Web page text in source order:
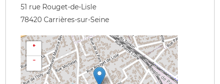
51 rue Rouget-de-Lisle
78420 Carrières-sur-Seine
+
−